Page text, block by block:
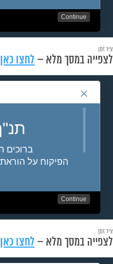
ציר זמן
לצפייה במסך מלא – לחצו כאן
ציר זמן
לצפייה במסך מלא – לחצו כאן